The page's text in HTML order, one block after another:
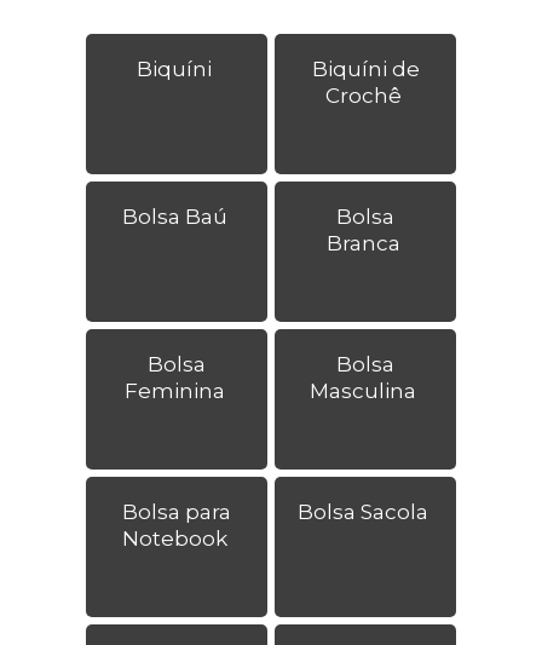
Biquíni
Biquíni de
Crochê
Bolsa Baú
Bolsa
Branca
Bolsa
Feminina
Bolsa
Masculina
Bolsa para
Notebook
Bolsa Sacola